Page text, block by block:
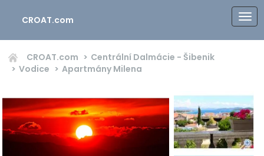
CROAT.com
CROAT.com
Centrální Dalmácie - Šibenik
Vodice
Apartmány Milena